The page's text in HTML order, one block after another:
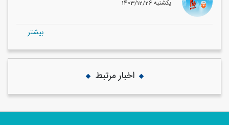
1403/12/26 یکشنبه
بيشتر
اخبار مرتبط